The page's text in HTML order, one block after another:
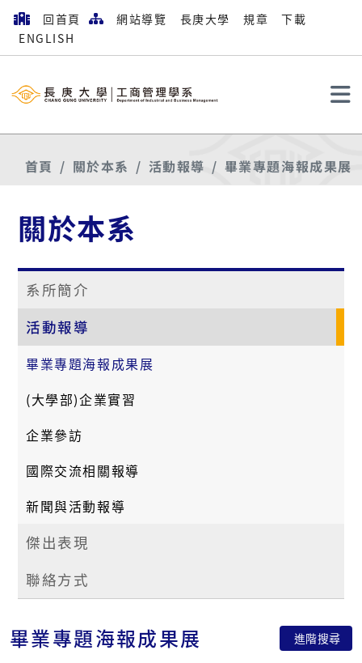
回首頁 網站導覽 長庚大學 規章
下載
ENGLISH
首頁 關於本系 活動報導 畢業專題海報成果展
關於本系
系所簡介
活動報導
畢業專題海報成果展
(大學部)企業實習
企業參訪
國際交流相關報導
新聞與活動報導
傑出表現
聯絡方式
畢業專題海報成果展 進階搜尋